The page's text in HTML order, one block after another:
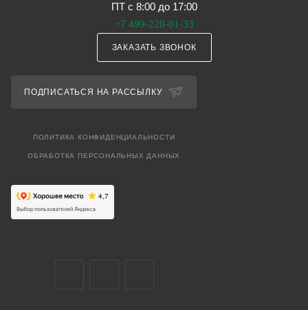
ПТ с 8:00 до 17:00
+7 499-220-01-33
ЗАКАЗАТЬ ЗВОНОК
ПОДПИСАТЬСЯ НА РАССЫЛКУ
ПОЛИТИКА КОНФИДЕНЦИАЛЬНОСТИ
ОБРАБОТКА ПЕРСОНАЛЬНЫХ ДАННЫХ